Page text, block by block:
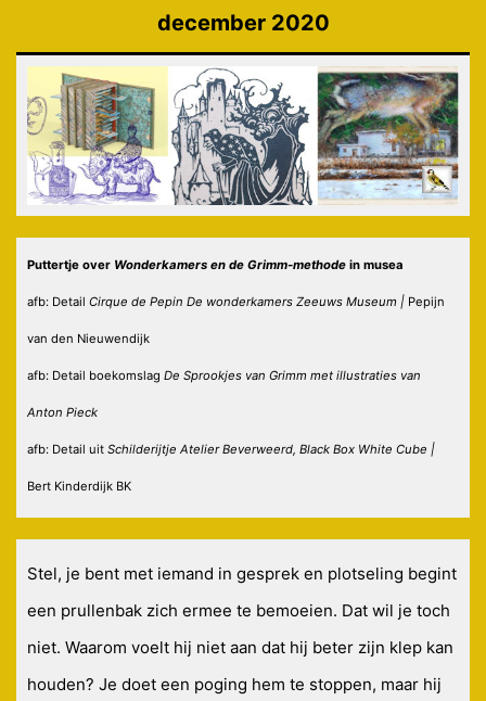
december 2020
Puttertje over Wonderkamers en de Grimm-methode in musea
afb: Detail Cirque de Pepin De wonderkamers Zeeuws Museum | Pepijn
van den Nieuwendijk
afb: Detail boekomslag De Sprookjes van Grimm met illustraties van
Anton Pieck
afb: Detail uit Schilderijtje Atelier Beverweerd, Black Box White Cube |
Bert Kinderdijk BK
Stel, je bent met iemand in gesprek en plotseling begint
een prullenbak zich ermee te bemoeien. Dat wil je toch
niet. Waarom voelt hij niet aan dat hij beter zijn klep kan
houden? Je doet een poging hem te stoppen, maar hij